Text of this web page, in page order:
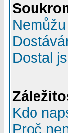
Dostal
Kdo
Proč